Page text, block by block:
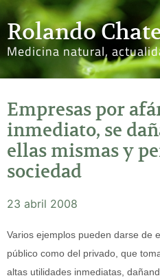
Rolando
Medicina natural,
Empresas por
inmediato, se
ellas mismas y
sociedad
23 abril 2008
Varios ejemplos pueden darse de
público como del privado, que
altas utilidades inmediatas,